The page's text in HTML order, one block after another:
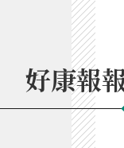
好康報